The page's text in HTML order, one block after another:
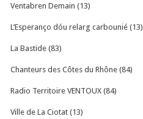
Ventabren Demain (13)
L’Esperanço dóu relarg carbounié (13)
La Bastide (83)
Chanteurs des Côtes du Rhône (84)
Radio Territoire VENTOUX (84)
Ville de La Ciotat (13)